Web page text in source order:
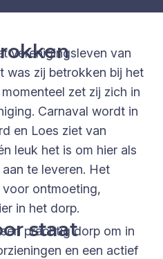
verenigingsleven van
was zij betrokken bij het
zet zij zich in
Carnaval wordt in
en Loes ziet van
leuk het is om hier als
te leveren. Het
ontmoeting,
in het dorp.
staat
prachtig dorp om in
en een actief